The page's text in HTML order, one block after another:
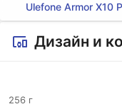
Ulefone Armor X10
Дизайн и
256 г